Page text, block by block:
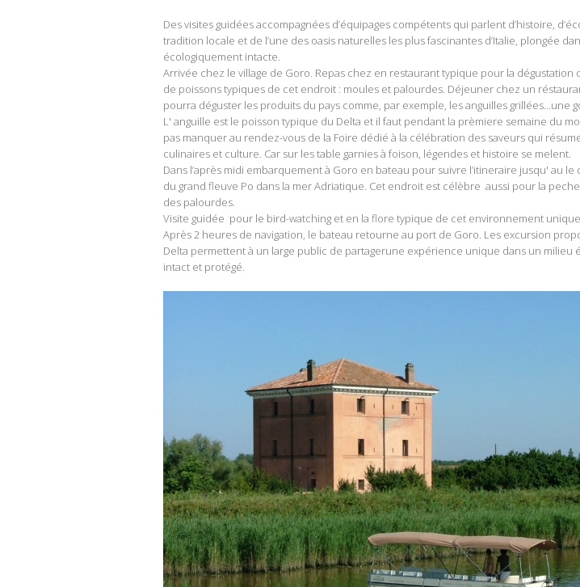
Des visites guidées accompagnées d’équipages compétents qui parlent d’histoire,
tradition locale et de l’une des oasis naturelles les plus fascinantes d’Italie, plongée
écologiquement intacte.
Arrivée chez le village de Goro. Repas chez en restaurant typique pour la dégustation
de poissons typiques de cet endroit : moules et palourdes. Déjeuner chez un
pourra déguster les produits du pays comme, par exemple, les anguilles grillées…une
L' anguille est le poisson typique du Delta et il faut pendant la prèmiere semaine du
pas manquer au rendez-vous de la Foire dédié à la célébration des saveurs qui
culinaires et culture. Car sur les table garnies à foison, légendes et histoire se melent.
Dans l’après midi embarquement à Goro en bateau pour suivre l’itineraire jusqu' au
du grand fleuve Po dans la mer Adriatique. Cet endroit est célèbre aussi pour la
des palourdes.
Visite guidée pour le bird-watching et en la flore typique de cet environnement
Après 2 heures de navigation, le bateau retourne au port de Goro. Les excursion
Delta permettent à un large public de partagerune expérience unique dans un milieu
intact et protégé.